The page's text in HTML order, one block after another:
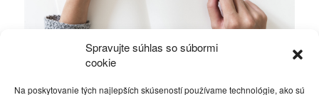
Spravujte súhlas so súbormi
cookie
Na poskytovanie tých najlepších skúseností používame technológie, ako sú
Ficova vláda a médiá…
Politika 4. decembra 2023